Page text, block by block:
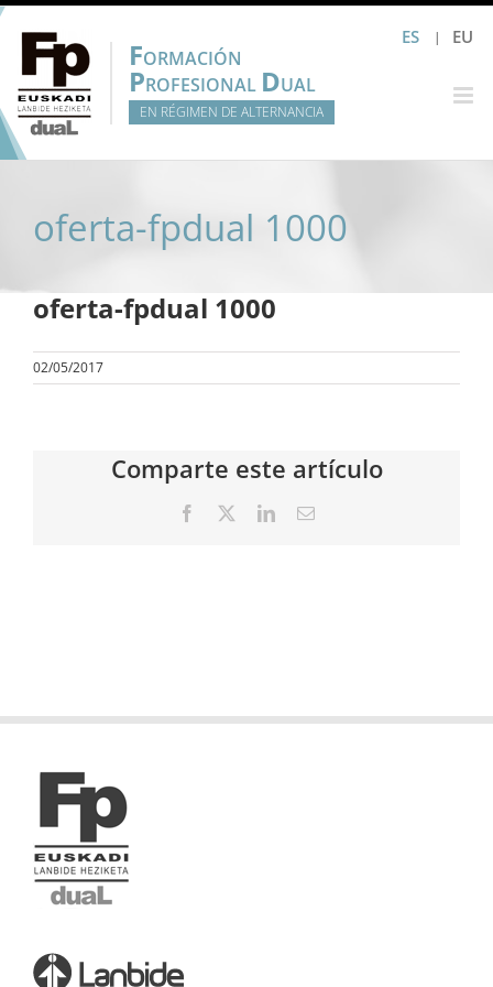
Saltar
contenido
ES EU
FORMACIÓN
PROFESIONAL DUAL
EN RÉGIMEN DE ALTERNANCIA
oferta-fpdual 1000
oferta-fpdual 1000
02/05/2017
Comparte este artículo
Facebook LinkedInCorreo